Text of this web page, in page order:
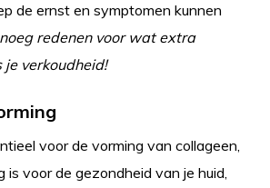
de ernst en symptomen kunnen
redenen voor wat extra
je verkoudheid!
voor de vorming van collageen,
is voor de gezondheid van je huid,